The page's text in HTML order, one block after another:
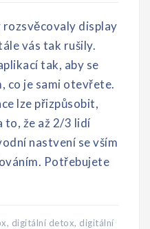
rozsvěcovaly display
vás tak rušily.
tak, aby se
co je sami otevřete.
lze přizpůsobit,
to, že až 2/3 lidí
nastvení se vším
Potřebujete
, digitální detox, digitální